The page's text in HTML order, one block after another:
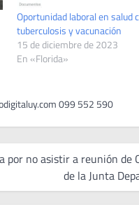
Oportunidad laboral en salud
tuberculosis y vacunación
15 de diciembre de 2023
En «Florida»
por no asistir a reunión de
de la Junta